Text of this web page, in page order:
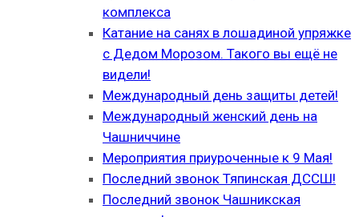
комплекса
Катание на санях в лошадиной упряжке
с Дедом Морозом. Такого вы ещё не
видели!
Международный день защиты детей!
Международный женский день на
Чашниччине
Мероприятия приуроченные к 9 Мая!
Последний звонок Тяпинская ДССШ!
Последний звонок Чашникская